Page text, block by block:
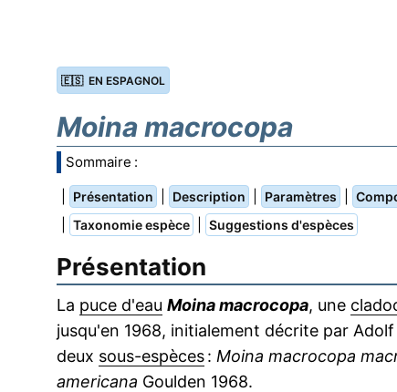
🇪🇸 EN ESPAGNOL
Moina macrocopa
Sommaire :
Présentation Description Paramètres
Taxonomie espèce Suggestions d'espèces
Présentation
La puce d'eau Moina macrocopa, une
jusqu'en 1968, initialement décrite par
deux sous-espèces: Moina macrocopa
americana Goulden 1968.